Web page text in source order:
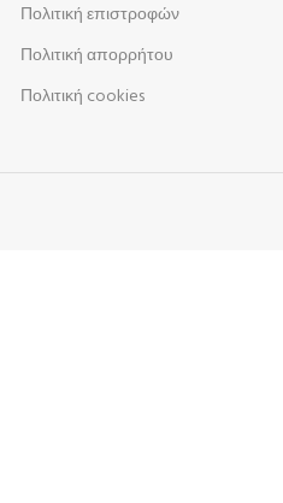
Πολιτική επιστροφών
Πολιτική απορρήτου
Πολιτική cookies